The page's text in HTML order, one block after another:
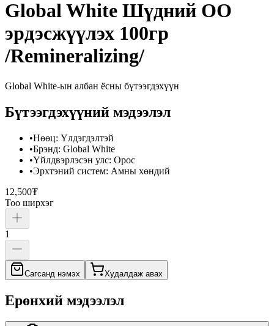
Global White Шүдний ОО
эрдэсжүүлэх 100гр
/Remineralizing/
Global White-ын албан ёсны бүтээгдэхүүн
Бүтээгдэхүүний мэдээлэл
•Нөөц: Үлдэгдэлтэй
•Брэнд: Global White
•Үйлдвэрлэсэн улс: Орос
•Эрхтэний систем: Амны хөндий
12,500₮
Тоо ширхэг
1
Сагсанд нэмэх Худалдаж авах
Ерөнхий мэдээлэл